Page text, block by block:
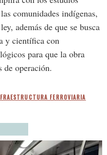
comunidades indígenas,
además de que se busca
y científica con
para que la obra
de operación.
FERROVIARIA